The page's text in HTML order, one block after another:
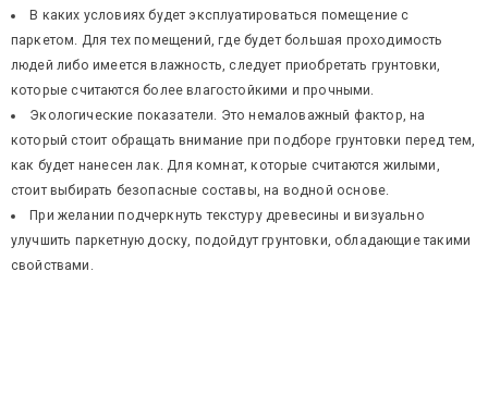
В каких условиях будет эксплуатироваться помещение с
паркетом. Для тех помещений, где будет большая проходимость
людей либо имеется влажность, следует приобретать грунтовки,
которые считаются более влагостойкими и прочными.
Экологические показатели. Это немаловажный фактор, на
который стоит обращать внимание при подборе грунтовки перед тем,
как будет нанесен лак. Для комнат, которые считаются жилыми,
стоит выбирать безопасные составы, на водной основе.
При желании подчеркнуть текстуру древесины и визуально
улучшить паркетную доску, подойдут грунтовки, обладающие такими
свойствами.